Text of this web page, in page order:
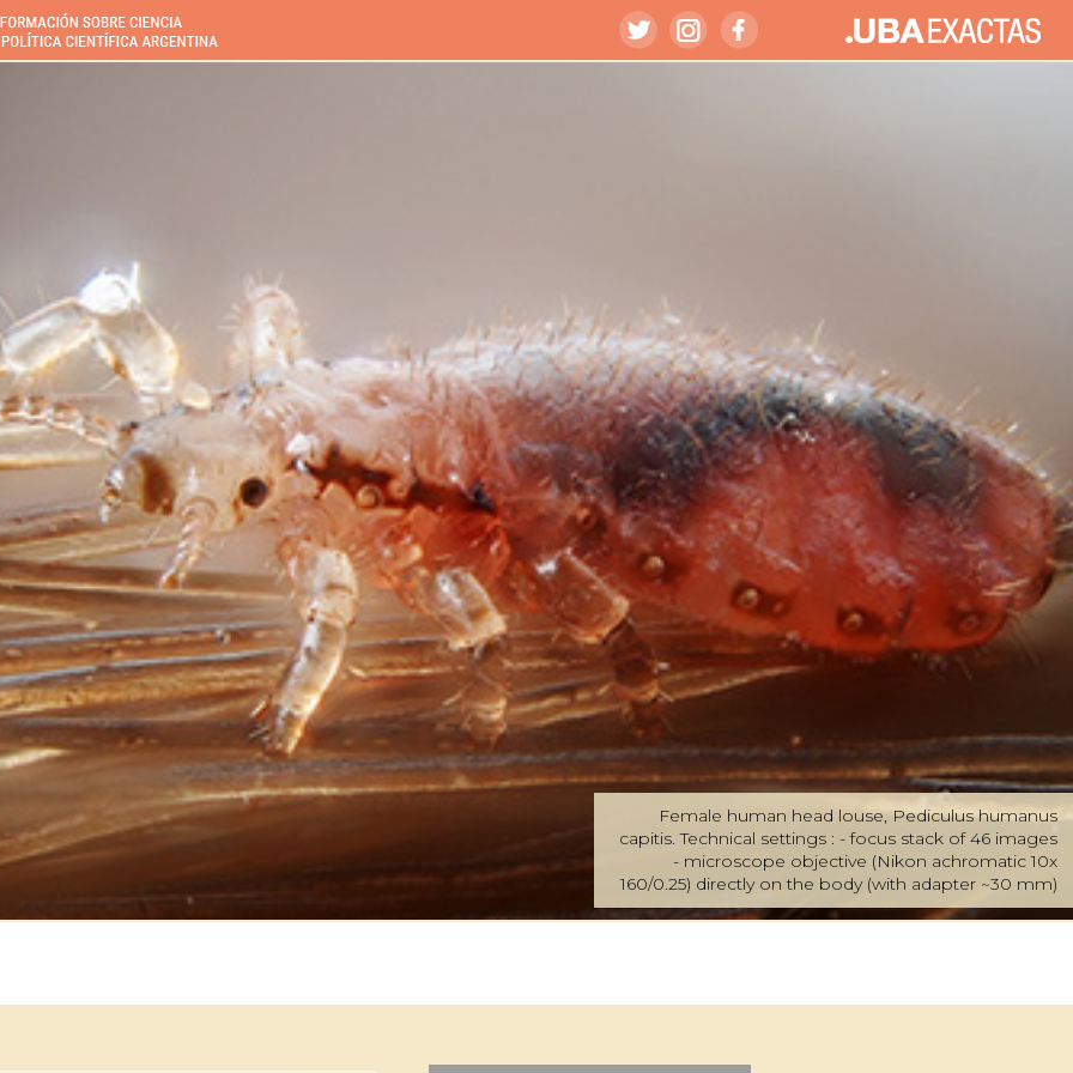
Female human head louse, Pediculus humanus
capitis. Technical settings : - focus stack of 46 images
- microscope objective (Nikon achromatic 10x
160/0.25) directly on the body (with adapter ~30 mm)